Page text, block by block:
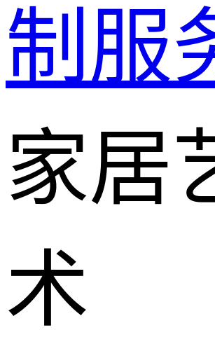
制服
家居
术